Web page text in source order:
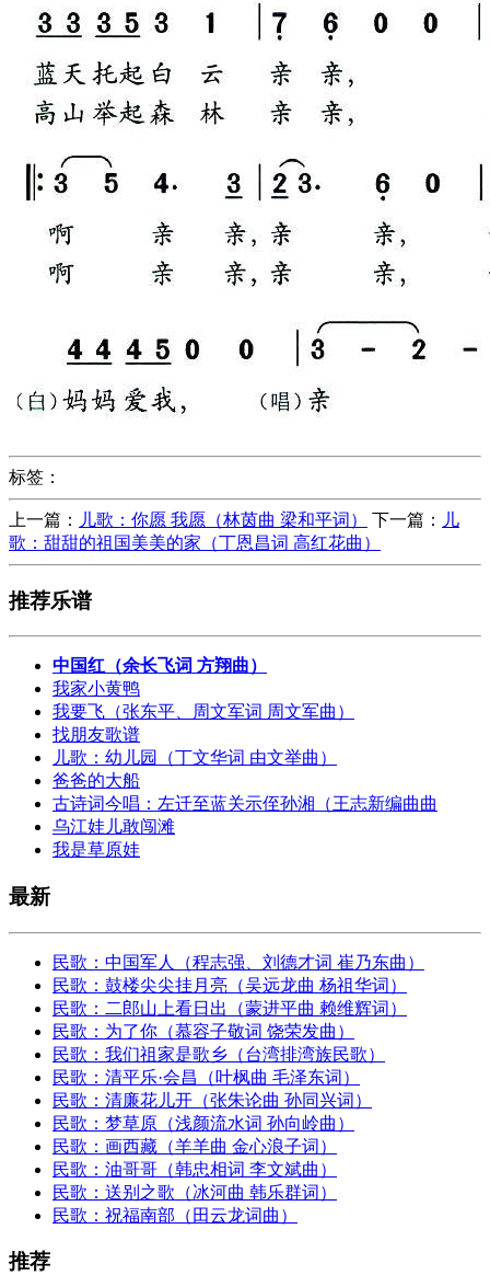
标签：
上一篇： 儿歌：你愿 我愿（林茵曲 梁和平词） 下一篇：
儿
歌：甜甜的祖国美美的家（丁恩昌词 高红花曲）
推荐乐谱
中国红（余长飞词 方翔曲）
我家小黄鸭
我要飞（张东平、周文军词 周文军曲）
找朋友歌谱
儿歌：幼儿园（丁文华词 由文举曲）
爸爸的大船
古诗词今唱：左迁至蓝关示侄孙湘（王志新编曲曲
乌江娃儿敢闯滩
我是草原娃
最新
民歌：中国军人（程志强、刘德才词 崔乃东曲）
民歌：鼓楼尖尖挂月亮（吴远龙曲 杨祖华词）
民歌：二郎山上看日出（蒙进平曲 赖维辉词）
民歌：为了你（慕容子敬词 饶荣发曲）
民歌：我们祖家是歌乡（台湾排湾族民歌）
民歌：清平乐·会昌（叶枫曲 毛泽东词）
民歌：清廉花儿开（张朱论曲 孙同兴词）
民歌：梦草原（浅颜流水词 孙向岭曲）
民歌：画西藏（羊羊曲 金心浪子词）
民歌：油哥哥（韩忠相词 李文斌曲）
民歌：送别之歌（冰河曲 韩乐群词）
民歌：祝福南部（田云龙词曲）
推荐